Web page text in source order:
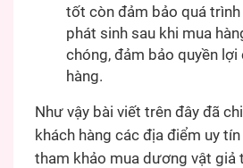
tốt còn đảm bảo quá
phát sinh sau khi mua
chóng, đảm bảo quyền
hàng.
Như vậy bài viết trên đây đã
khách hàng các địa điểm uy
tham khảo mua dương vật giả